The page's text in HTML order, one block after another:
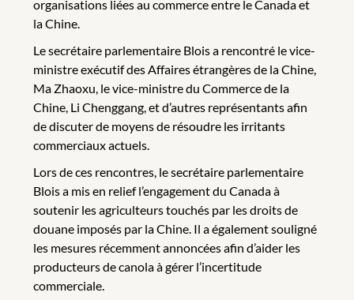
organisations liées au commerce entre le Canada et
la Chine.
Le secrétaire parlementaire Blois a rencontré le vice-
ministre exécutif des Affaires étrangères de la Chine,
Ma Zhaoxu, le vice-ministre du Commerce de la
Chine, Li Chenggang, et d’autres représentants afin
de discuter de moyens de résoudre les irritants
commerciaux actuels.
Lors de ces rencontres, le secrétaire parlementaire
Blois a mis en relief l’engagement du Canada à
soutenir les agriculteurs touchés par les droits de
douane imposés par la Chine. Il a également souligné
les mesures récemment annoncées afin d’aider les
producteurs de canola à gérer l’incertitude
commerciale.